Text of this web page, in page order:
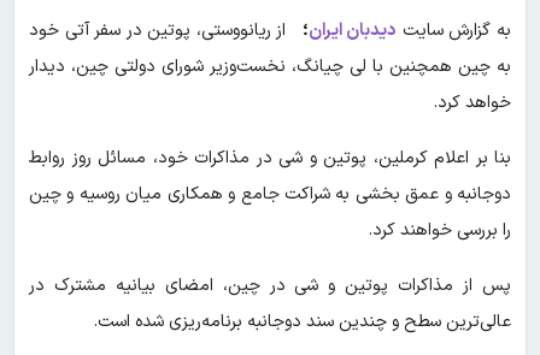
به گزارش سایت دیدبان ایران؛ از ریانووستی، پوتین در سفر آتی خود
به چین همچنین با لی چیانگ، نخست‌وزیر شورای دولتی چین، دیدار
خواهد کرد.
بنا بر اعلام کرملین، پوتین و شی در مذاکرات خود، مسائل روز روابط
دوجانبه و عمق بخشی به شراکت جامع و همکاری میان روسیه و چین
را بررسی خواهند کرد.
پس از مذاکرات پوتین و شی در چین، امضای بیانیه مشترک در
عالی‌ترین سطح و چندین سند دوجانبه برنامه‌ریزی شده است.